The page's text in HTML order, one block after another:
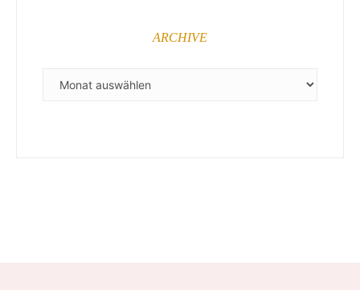
ARCHIVE
ARCHIVE